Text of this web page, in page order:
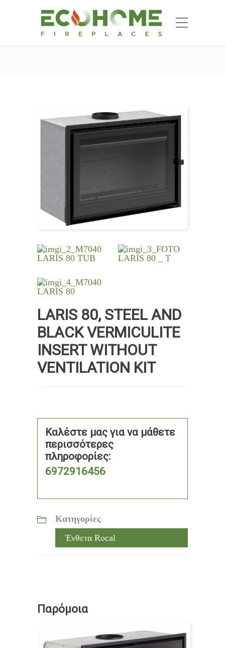
LARIS 80, STEEL AND
BLACK VERMICULITE
INSERT WITHOUT
VENTILATION KIT
Καλέστε μας για να μάθετε
περισσότερες
πληροφορίες:
6972916456
Κατηγορίες
Ένθετα Rocal
Παρόμοια